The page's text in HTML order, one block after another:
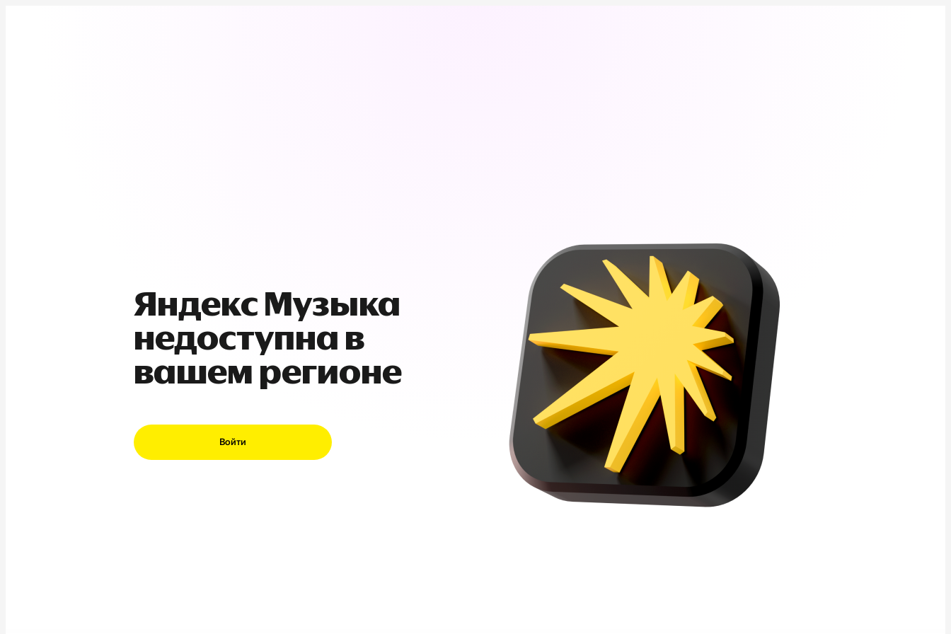
Яндекс Музыка
недоступна в
вашем регионе
Войти